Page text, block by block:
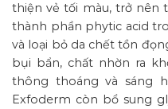
thiện vẻ tối màu, trở nên
thành phần phytic acid
và loại bỏ da chết tồn
bụi bẩn, chất nhờn ra
thông thoáng và sáng
Exfoderm còn bổ sung